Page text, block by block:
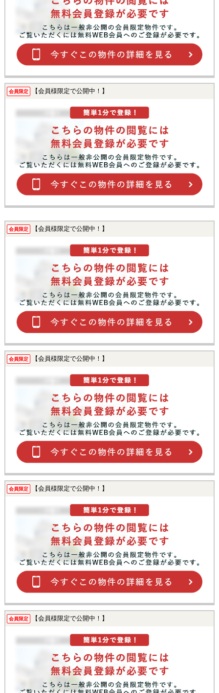
会員限定 【会員様限定で公開中！】
会員限定 【会員様限定で公開中！】
会員限定 【会員様限定で公開中！】
会員限定 【会員様限定で公開中！】
会員限定 【会員様限定で公開中！】